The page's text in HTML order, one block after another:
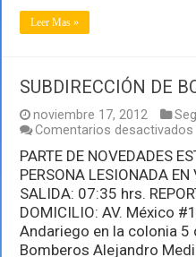
Leer Mas »
SUBDIRECCIÓN DE
noviembre 17, 2012
Comentarios desactivados
PARTE DE NOVEDADES
PERSONA LESIONADA
SALIDA: 07:35 hrs.
DOMICILIO: AV. México
Andariego en la colonia 5
Bomberos Alejandro